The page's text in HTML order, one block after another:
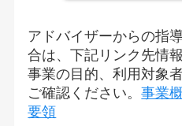
アドバイザーからの指
合は、下記リンク先情
事業の目的、利用対象
ご確認ください。事業
要領